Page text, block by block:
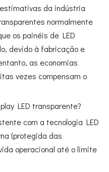
da indústria
normalmente
os painéis de LED
devido à fabricação e
as economias
vezes compensam o
LED transparente?
com a tecnologia LED
(protegida das
operacional até o limite